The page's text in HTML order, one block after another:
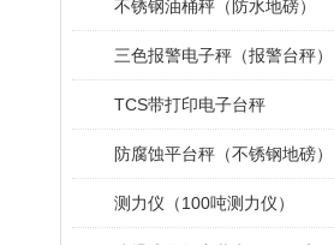
不锈钢油桶秤（防水地磅）
三色报警电子秤（报警台秤）
TCS带打印电子台秤
防腐蚀平台秤（不锈钢地磅）
测力仪（100吨测力仪）